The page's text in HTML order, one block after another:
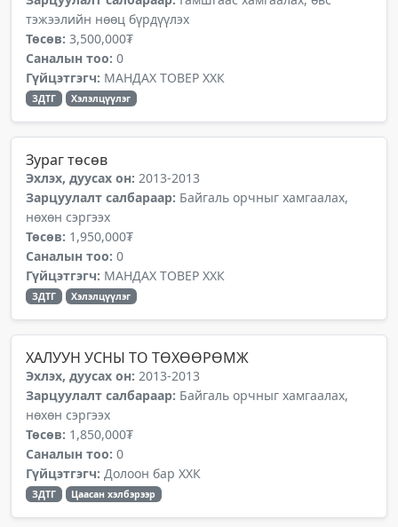
тэжээлийн нөөц бүрдүүлэх
Төсөв: 3,500,000₮
Саналын тоо: 0
Гүйцэтгэгч: МАНДАХ ТОВЕР ХХК
ЗДТГ Хэлэлцүүлэг
Зураг төсөв
Эхлэх, дуусах он: 2013-2013
Зарцуулалт салбараар: Байгаль орчныг хамгаалах,
нөхөн сэргээх
Төсөв: 1,950,000₮
Саналын тоо: 0
Гүйцэтгэгч: МАНДАХ ТОВЕР ХХК
ЗДТГ Хэлэлцүүлэг
ХАЛУУН УСНЫ ТО ТӨХӨӨРӨМЖ
Эхлэх, дуусах он: 2013-2013
Зарцуулалт салбараар: Байгаль орчныг хамгаалах,
нөхөн сэргээх
Төсөв: 1,850,000₮
Саналын тоо: 0
Гүйцэтгэгч: Долоон бар ХХК
ЗДТГ Цаасан хэлбэрээр